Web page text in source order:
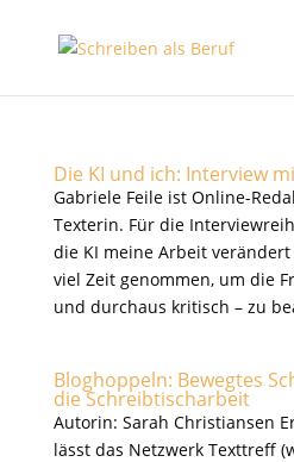
Die KI und ich: Interview
Gabriele Feile ist Online-
Texterin. Für die
die KI meine Arbeit
viel Zeit genommen, um die
und durchaus kritisch – zu
Bloghoppeln: Bewegtes
die Schreibtischarbeit
Autorin: Sarah Christiansen
lässt das Netzwerk Texttreff